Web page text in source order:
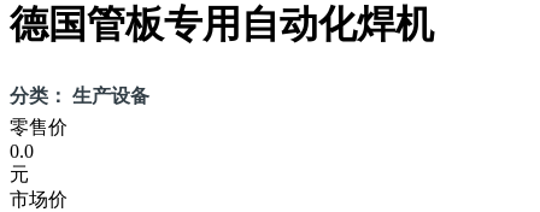
德国管板专用自动化焊机
分类： 生产设备
零售价
0.0
元
市场价